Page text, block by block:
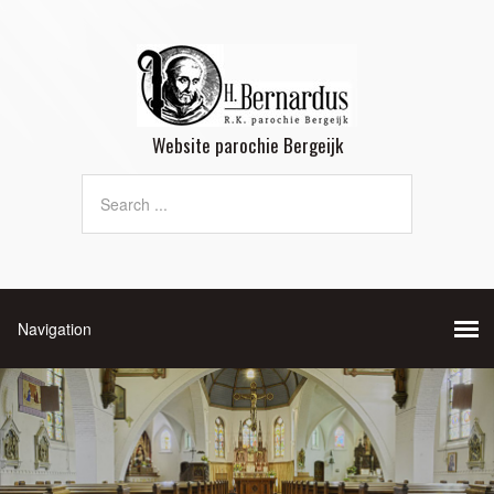
Website parochie Bergeijk